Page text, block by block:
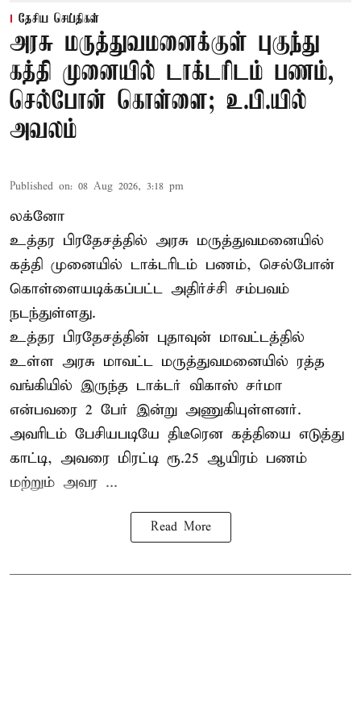
தேசிய செய்திகள்
அரசு மருத்துவமனைக்குள் புகுந்து
கத்தி முனையில் டாக்டரிடம் பணம்,
செல்போன் கொள்ளை; உ.பி.யில்
அவலம்
Published on: 08 Aug 2026, 3:18 pm
லக்னோ
உத்தர பிரதேசத்தில் அரசு மருத்துவமனையில்
கத்தி முனையில் டாக்டரிடம் பணம், செல்போன்
கொள்ளையடிக்கப்பட்ட அதிர்ச்சி சம்பவம்
நடந்துள்ளது.
உத்தர பிரதேசத்தின் புதாவுன் மாவட்டத்தில்
உள்ள அரசு மாவட்ட மருத்துவமனையில் ரத்த
வங்கியில் இருந்த டாக்டர் விகாஸ் சர்மா
என்பவரை 2 பேர் இன்று அணுகியுள்ளனர்.
அவரிடம் பேசியபடியே திடீரென கத்தியை எடுத்து
காட்டி, அவரை மிரட்டி ரூ.25 ஆயிரம் பணம்
மற்றும் அவர ...
Read More